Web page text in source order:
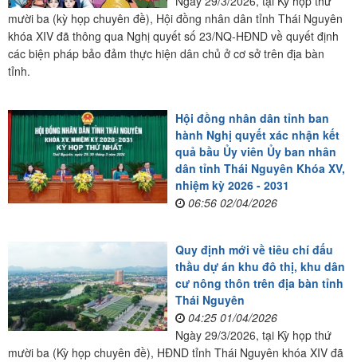
mười ba (kỳ họp chuyên đề), Hội đồng nhân dân tỉnh Thái Nguyên
khóa XIV đã thông qua Nghị quyết số 23/NQ-HĐND về quyết định
các biện pháp bảo đảm thực hiện dân chủ ở cơ sở trên địa bàn
tỉnh.
Hội đồng nhân dân tỉnh ban
hành Nghị quyết xác nhận kết
quả bầu Ủy viên Ủy ban nhân
dân tỉnh Thái Nguyên Khóa XV,
nhiệm kỳ 2026 - 2031
06:56 02/04/2026
Quy định mới về tiêu chí đấu
thầu dự án khu đô thị, khu dân
cư nông thôn trên địa bàn tỉnh
Thái Nguyên
04:25 01/04/2026
Ngày 29/3/2026, tại Kỳ họp thứ
mười ba (Kỳ họp chuyên đề), HĐND tỉnh Thái Nguyên khóa XIV đã